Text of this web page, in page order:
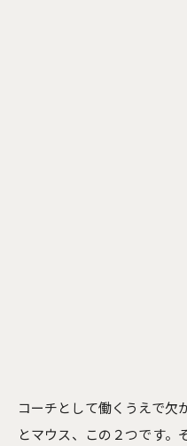
コーチとして働くうえで欠
とマウス、この２つです。